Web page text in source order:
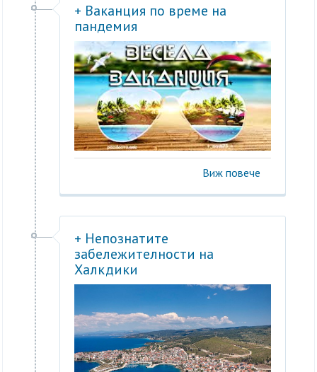
+ Ваканция по време на
пандемия
Виж повече
+ Непознатите
забележителности на
Халкдики